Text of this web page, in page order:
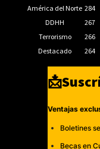
América del Norte 284
DDHH
267
Terrorismo
266
Destacado
264
Ventajas
Boletines
Becas en